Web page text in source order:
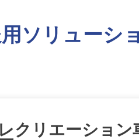
ソリューシ
レクリエーション